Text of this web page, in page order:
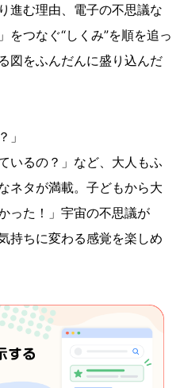
進む理由、電子の不思議な
をつなぐ“しくみ”を順を追っ
図をふんだんに盛り込んだ
」
いるの？」など、大人もふ
ネタが満載。子どもから大
った！」宇宙の不思議が
持ちに変わる感覚を楽しめ